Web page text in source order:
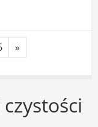
»